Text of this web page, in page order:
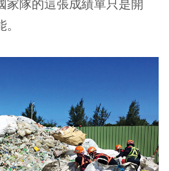
家隊的這張成績單只是開